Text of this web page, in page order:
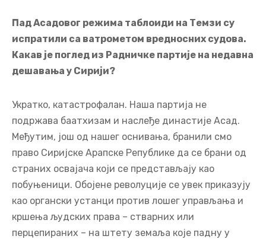
Пад Асадовог режима таблоиди на Темзи су
испратили са ватрометом вредносних судова.
Какав је поглед из Радничке партије на недавна
дешавања у Сирији?
Укратко, катастрофалан. Наша партија не
подржава баатхизам и наслеђе династије Асад.
Међутим, још од нашег оснивања, бранили смо
право Сиријске Арапске Републике да се брани од
страних освајача који се представљају као
побуњеници. Обојене револуције се увек приказују
као органски устанци против лошег управљања и
кршења људских права – стварних или
перцепираних – на штету земаља које падну у